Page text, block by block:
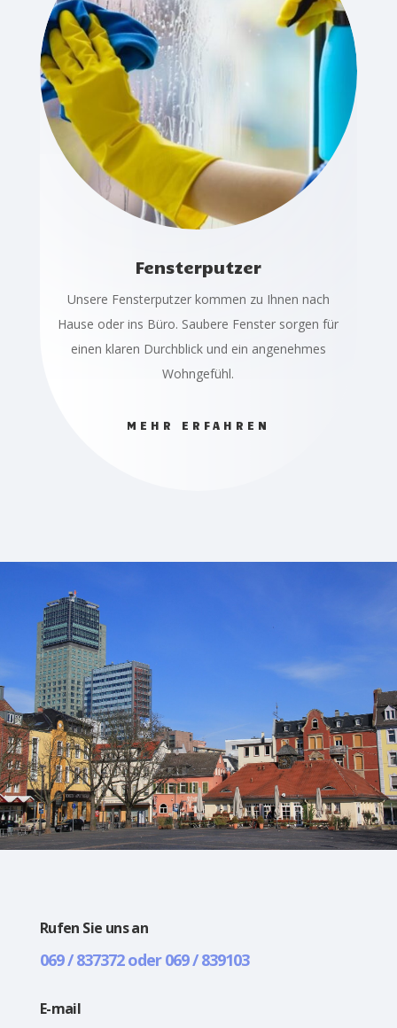
Fensterputzer
Unsere Fensterputzer kommen zu Ihnen nach
Hause oder ins Büro. Saubere Fenster sorgen für
einen klaren Durchblick und ein angenehmes
Wohngefühl.
MEHR ERFAHREN
Rufen Sie uns an
069 / 837372 oder 069 / 839103
E-mail